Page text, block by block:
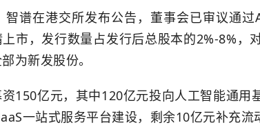
智谱在港交所发布公告，董事会已审议通
市，发行数量占发行后总股本的2%-8%，
为新发股份。
150亿元，其中120亿元投向人工智能通用
一站式服务平台建设，剩余10亿元补充流